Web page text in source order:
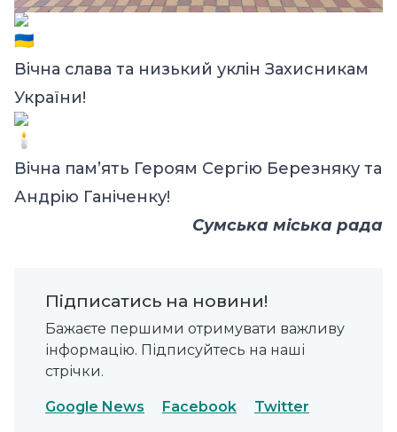
Вічна слава та низький уклін Захисникам
України!
Вічна пам’ять Героям Сергію Березняку та
Андрію Ганіченку!
Сумська міська рада
Підписатись на новини!
Бажаєте першими отримувати важливу
інформацію. Підписуйтесь на наші
стрічки.
Google News Facebook Twitter